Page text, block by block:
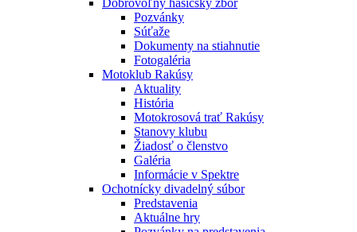
Dobrovoľný hasičský zbor
Pozvánky
Súťaže
Dokumenty na stiahnutie
Fotogaléria
Motoklub Rakúsy
Aktuality
História
Motokrosová trať Rakúsy
Stanovy klubu
Žiadosť o členstvo
Galéria
Informácie v Spektre
Ochotnícky divadelný súbor
Predstavenia
Aktuálne hry